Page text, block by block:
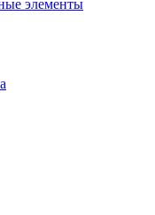
элементы